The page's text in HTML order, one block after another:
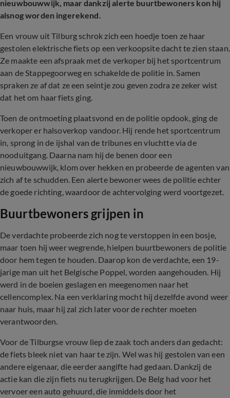
nieuwbouwwijk, maar dankzij alerte buurtbewoners kon hij
alsnog worden ingerekend.
Een vrouw uit Tilburg schrok zich een hoedje toen ze haar
gestolen elektrische fiets op een verkoopsite dacht te zien staan.
Ze maakte een afspraak met de verkoper bij het sportcentrum
aan de Stappegoorweg en schakelde de politie in. Samen
spraken ze af dat ze een seintje zou geven zodra ze zeker wist
dat het om haar fiets ging.
Toen de ontmoeting plaatsvond en de politie opdook, ging de
verkoper er halsoverkop vandoor. Hij rende het sportcentrum
in, sprong in de ijshal van de tribunes en vluchtte via de
nooduitgang. Daarna nam hij de benen door een
nieuwbouwwijk, klom over hekken en probeerde de agenten van
zich af te schudden. Een alerte bewoner wees de politie echter
de goede richting, waardoor de achtervolging werd voortgezet.
Buurtbewoners grijpen in
De verdachte probeerde zich nog te verstoppen in een bosje,
maar toen hij weer wegrende, hielpen buurtbewoners de politie
door hem tegen te houden. Daarop kon de verdachte, een 19-
jarige man uit het Belgische Poppel, worden aangehouden. Hij
werd in de boeien geslagen en meegenomen naar het
cellencomplex. Na een verklaring mocht hij dezelfde avond weer
naar huis, maar hij zal zich later voor de rechter moeten
verantwoorden.
Voor de Tilburgse vrouw liep de zaak toch anders dan gedacht:
de fiets bleek niet van haar te zijn. Wel was hij gestolen van een
andere eigenaar, die eerder aangifte had gedaan. Dankzij de
actie kan die zijn fiets nu terugkrijgen. De Belg had voor het
vervoer een auto gehuurd, die inmiddels door het